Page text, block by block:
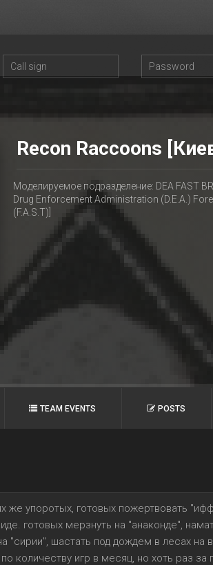
Recon Raccoons
Моделируемое подразделение: DEA FAST
Drug Enforcement Administration (D.E.A.)
(F.A.S.T)]
TEAM EVENTS POSTS
же упоротых, готовых пожертвовать
готовых мерзнуть на "анаконде",
"сирии", шастать под дождем в лесах на
количеству игр в месяц, но хоть раз за